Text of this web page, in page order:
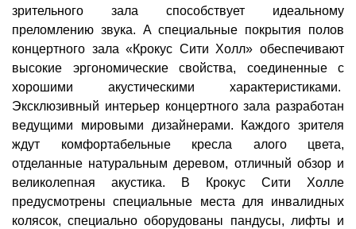
зрительного зала способствует идеальному
преломлению звука. А специальные покрытия полов
концертного зала «Крокус Сити Холл» обеспечивают
высокие эргономические свойства, соединенные с
хорошими акустическими характеристиками.
Эксклюзивный интерьер концертного зала разработан
ведущими мировыми дизайнерами. Каждого зрителя
ждут комфортабельные кресла алого цвета,
отделанные натуральным деревом, отличный обзор и
великолепная акустика. В Крокус Сити Холле
предусмотрены специальные места для инвалидных
колясок, специально оборудованы пандусы, лифты и